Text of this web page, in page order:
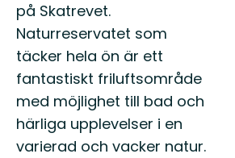
på Skatrevet.
Naturreservatet som
täcker hela ön är ett
fantastiskt friluftsområde
med möjlighet till bad och
härliga upplevelser i en
varierad och vacker natur.